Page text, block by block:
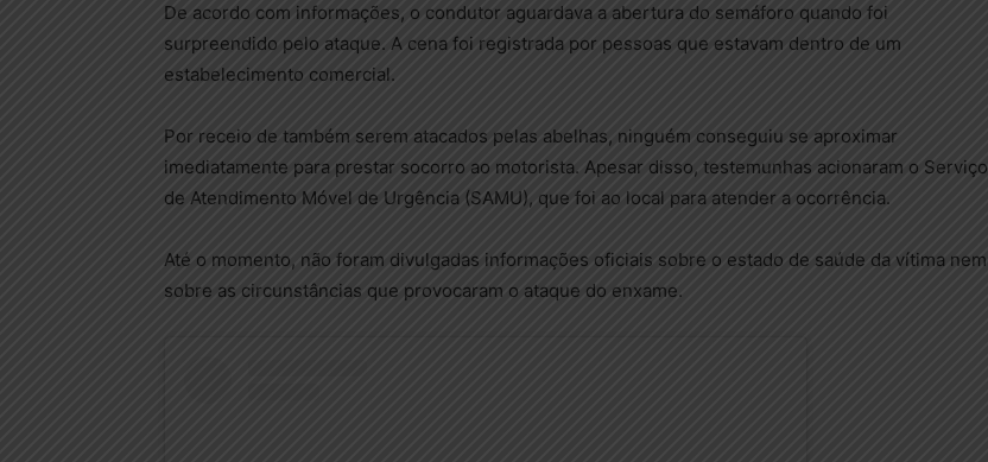
De acordo com informações, o condutor aguardava a abertura do semáforo quando foi
surpreendido pelo ataque. A cena foi registrada por pessoas que estavam dentro de um
estabelecimento comercial.
Por receio de também serem atacados pelas abelhas, ninguém conseguiu se aproximar
imediatamente para prestar socorro ao motorista. Apesar disso, testemunhas acionaram o Serviço
de Atendimento Móvel de Urgência (SAMU), que foi ao local para atender a ocorrência.
Até o momento, não foram divulgadas informações oficiais sobre o estado de saúde da vítima nem
sobre as circunstâncias que provocaram o ataque do enxame.